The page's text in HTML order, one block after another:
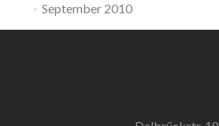
September 2010